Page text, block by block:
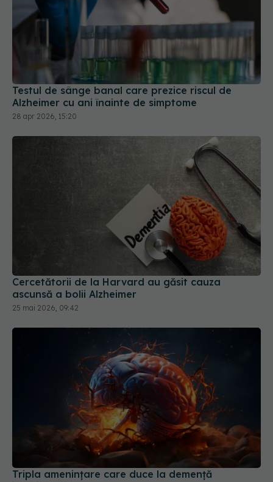
Testul de sânge banal care prezice riscul de
Alzheimer cu ani înainte de simptome
28 apr 2026, 15:20
Cercetătorii de la Harvard au găsit cauza
ascunsă a bolii Alzheimer
Tripla amenințare care duce la demență
27 mai 2026, 19:51